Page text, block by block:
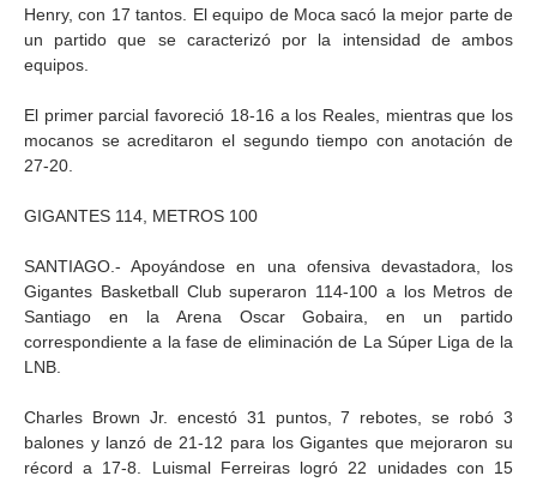
Henry, con 17 tantos. El equipo de Moca sacó la mejor parte de
un partido que se caracterizó por la intensidad de ambos
equipos.
El primer parcial favoreció 18-16 a los Reales, mientras que los
mocanos se acreditaron el segundo tiempo con anotación de
27-20.
GIGANTES 114, METROS 100
SANTIAGO.- Apoyándose en una ofensiva devastadora, los
Gigantes Basketball Club superaron 114-100 a los Metros de
Santiago en la Arena Oscar Gobaira, en un partido
correspondiente a la fase de eliminación de La Súper Liga de la
LNB.
Charles Brown Jr. encestó 31 puntos, 7 rebotes, se robó 3
balones y lanzó de 21-12 para los Gigantes que mejoraron su
récord a 17-8. Luismal Ferreiras logró 22 unidades con 15